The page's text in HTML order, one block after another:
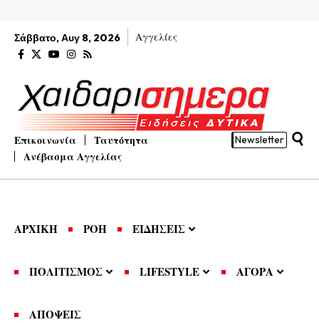
Σάββατο, Αυγ 8, 2026 Αγγελίες
Επικοινωνία
Ταυτότητα
Ανέβασμα Αγγελίας
Newsletter
ΑΡΧΙΚΗ ΡΟΗ ΕΙΔΗΣΕΙΣ
ΠΟΛΙΤΙΣΜΟΣ LIFESTYLE ΑΓΟΡΑ
ΑΠΟΨΕΙΣ